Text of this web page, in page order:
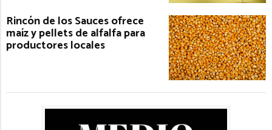
Rincón de los Sauces ofrece
maíz y pellets de alfalfa para
productores locales